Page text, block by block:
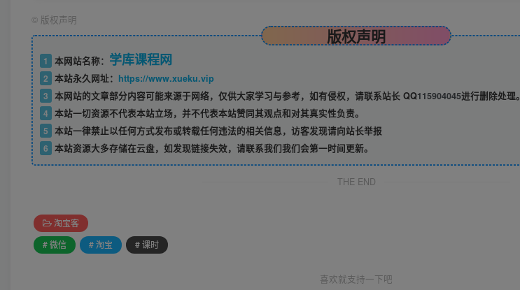
© 版权声明
版权声明
1 本网站名称： 学库课程网
2 本站永久网址： https://www.xueku.vip
3 本网站的文章部分内容可能来源于网络，仅供大家学习与参考，如有侵权，请联系站长 QQ115904045进行删除处理。
4 本站一切资源不代表本站立场，并不代表本站赞同其观点和对其真实性负责。
5 本站一律禁止以任何方式发布或转载任何违法的相关信息，访客发现请向站长举报
6 本站资源大多存储在云盘，如发现链接失效，请联系我们我们会第一时间更新。
THE END
淘宝客
# 微信
# 淘宝 # 课时
喜欢就支持一下吧